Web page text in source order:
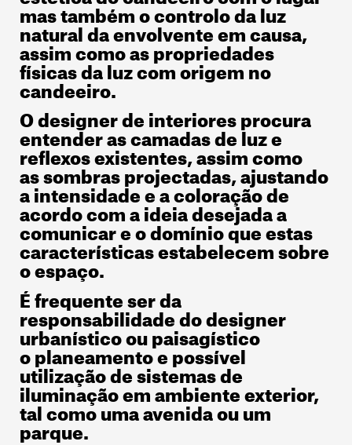
mas também o controlo da luz
natural da envolvente em causa,
assim como as propriedades
físicas da luz com origem no
candeeiro.
O designer de interiores procura
entender as camadas de luz e
reflexos existentes, assim como
as sombras projectadas, ajustando
a intensidade e a coloração de
acordo com a ideia desejada a
comunicar e o domínio que estas
características estabelecem sobre
o espaço.
É frequente ser da
responsabilidade do designer
urbanístico ou paisagístico
o planeamento e possível
utilização de sistemas de
iluminação em ambiente exterior,
tal como uma avenida ou um
parque.